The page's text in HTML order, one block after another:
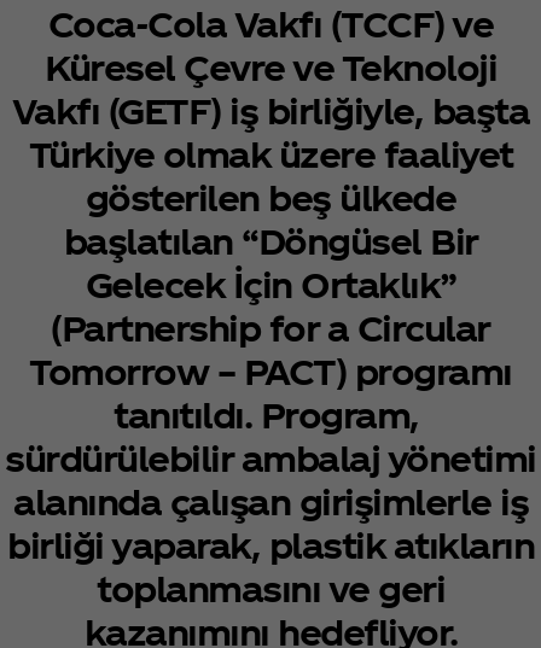
Coca‑Cola Vakfı (TCCF) ve
Küresel Çevre ve Teknoloji
Vakfı (GETF) iş birliğiyle, başta
Türkiye olmak üzere faaliyet
gösterilen beş ülkede
başlatılan “Döngüsel Bir
Gelecek İçin Ortaklık”
(Partnership for a Circular
Tomorrow – PACT) programı
tanıtıldı. Program,
sürdürülebilir ambalaj yönetimi
alanında çalışan girişimlerle iş
birliği yaparak, plastik atıkların
toplanmasını ve geri
kazanımını hedefliyor.